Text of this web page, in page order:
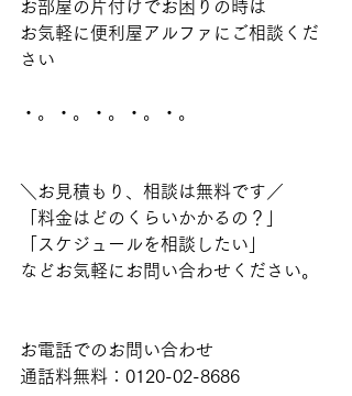
お部屋の片付けでお困りの時は
お気軽に便利屋アルファにご相談くだ
さい
・。・。・。・。・。
＼お見積もり、相談は無料です／
「料金はどのくらいかかるの？」
「スケジュールを相談したい」
などお気軽にお問い合わせください。
お電話でのお問い合わせ
通話料無料：0120-02-8686